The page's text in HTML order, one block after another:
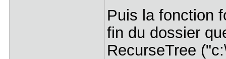
Puis la fonction
fin du dossier
RecurseTree